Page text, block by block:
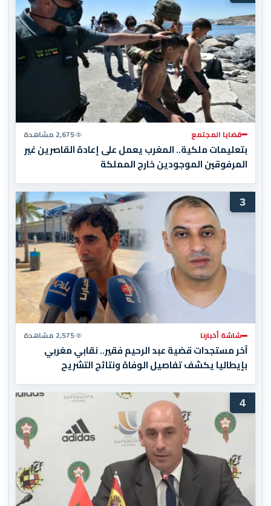
قضايا المجتمع 2,675 مشاهدة
بتعليمات ملكية.. المغرب يعمل على إعادة القاصرين غير
المرفوقين الموجودين خارج المملكة
3
شاشة أخبارنا 2,575 مشاهدة
آخر مستجدات قضية عبد الرحيم فقير.. نقابي مغربي
بإيطاليا يكشف تفاصيل الوفاة ونتائج التشريح
4